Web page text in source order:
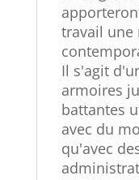
travail une
Il s'agit
armoires
battantes
avec du
qu'avec